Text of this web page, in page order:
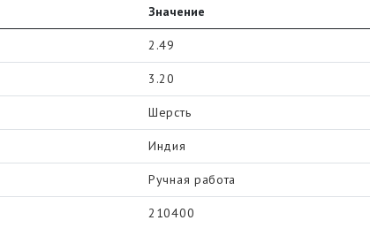
Значение
2.49
3.20
Шерсть
Индия
Ручная работа
210400